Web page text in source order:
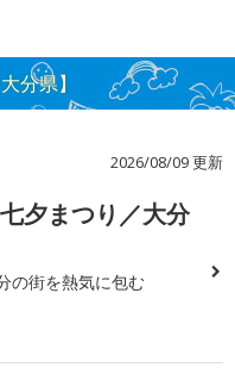
分県】
2026/08/09 更新
夕まつり／大分
の街を熱気に包む